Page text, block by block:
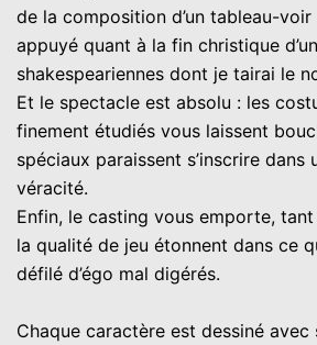
de la composition d’un tableau-
appuyé quant à la fin christique
shakespeariennes dont je tairai le
Et le spectacle est absolu : les
finement étudiés vous laissent
spéciaux paraissent s’inscrire dans
véracité.
Enfin, le casting vous emporte,
la qualité de jeu étonnent dans ce
défilé d’égo mal digérés.
Chaque caractère est dessiné avec